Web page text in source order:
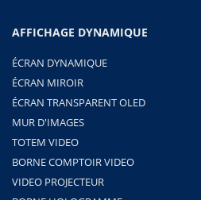
AFFICHAGE DYNAMIQUE
ÉCRAN DYNAMIQUE
ÉCRAN MIROIR
ÉCRAN TRANSPARENT OLED
MUR D'IMAGES
TOTEM VIDEO
BORNE COMPTOIR VIDEO
VIDEO PROJECTEUR